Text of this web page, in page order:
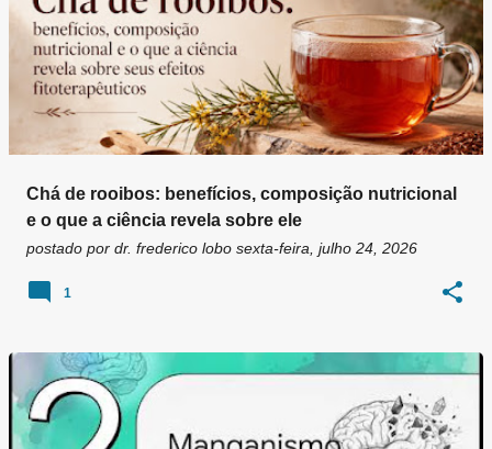
Chá de rooibos: benefícios, composição nutricional
e o que a ciência revela sobre ele
postado por dr. frederico lobo sexta-feira, julho 24, 2026
1